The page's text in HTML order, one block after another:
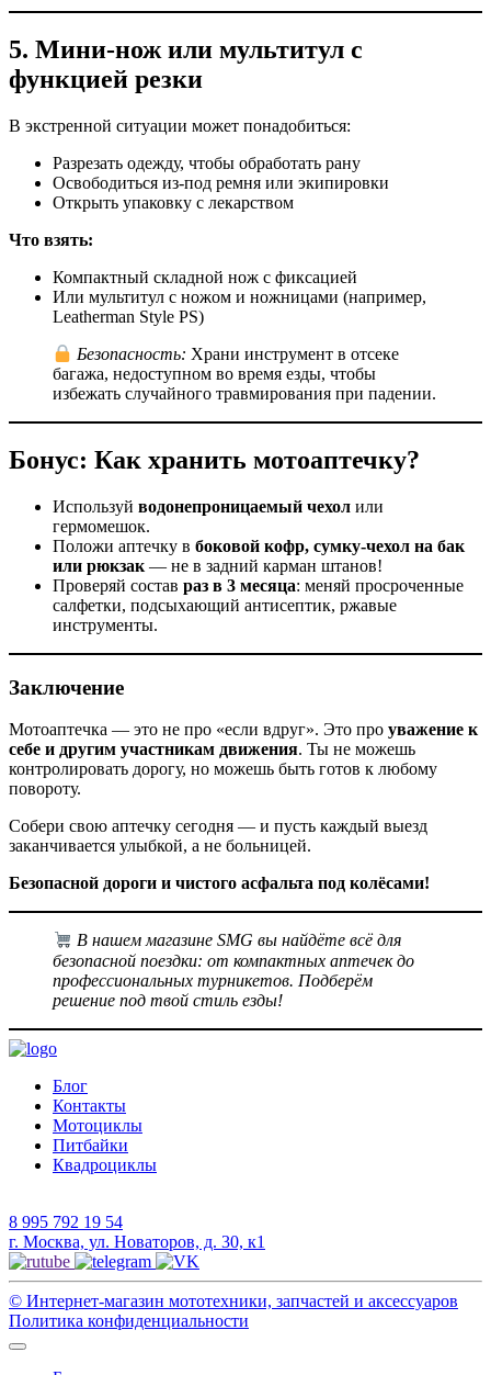
5. Мини-нож или мультитул с
функцией резки
В экстренной ситуации может понадобиться:
Разрезать одежду, чтобы обработать рану
Освободиться из-под ремня или экипировки
Открыть упаковку с лекарством
Что взять:
Компактный складной нож с фиксацией
Или мультитул с ножом и ножницами (например,
Leatherman Style PS)
Безопасность: Храни инструмент в отсеке
багажа, недоступном во время езды, чтобы
избежать случайного травмирования при падении.
Бонус: Как хранить мотоаптечку?
Используй водонепроницаемый чехол или
гермомешок.
Положи аптечку в боковой кофр, сумку-чехол на бак
или рюкзак — не в задний карман штанов!
Проверяй состав раз в 3 месяца: меняй просроченные
салфетки, подсыхающий антисептик, ржавые
инструменты.
Заключение
Мотоаптечка — это не про «если вдруг». Это про уважение к
себе и другим участникам движения. Ты не можешь
контролировать дорогу, но можешь быть готов к любому
повороту.
Собери свою аптечку сегодня — и пусть каждый выезд
заканчивается улыбкой, а не больницей.
Безопасной дороги и чистого асфальта под колёсами!
В нашем магазине SMG вы найдёте всё для
безопасной поездки: от компактных аптечек до
профессиональных турникетов. Подберём
решение под твой стиль езды!
Блог
Контакты
Мотоциклы
Питбайки
Квадроциклы
8 995 792 19 54
г. Москва, ул. Новаторов, д. 30, к1
© Интернет-магазин мототехники, запчастей и аксессуаров
Политика конфиденциальности